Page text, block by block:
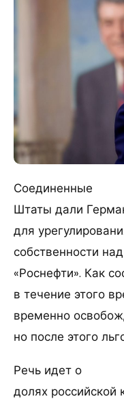
Соединенные
Штаты дали
для
собственности
«Роснефти». Как
в течение этого
временно
но после этого
Речь идет о
долях российской